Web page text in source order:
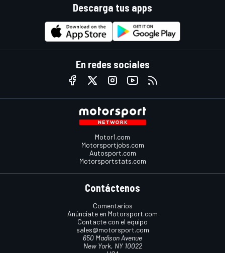
Descarga tus apps
En redes sociales
Motor1.com
Motorsportjobs.com
Autosport.com
Motorsportstats.com
Contáctenos
Comentarios
Anúnciate en Motorsport.com
Contacte con el equipo
sales@motorsport.com
650 Madison Avenue
New York, NY 10022